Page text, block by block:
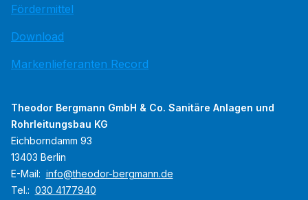
Fördermittel
Download
Markenlieferanten Record
Theodor Bergmann GmbH & Co. Sanitäre Anlagen und
Rohrleitungsbau KG
Eichborndamm 93
13403 Berlin
E-Mail: info@theodor-bergmann.de
Tel.: 030 4177940